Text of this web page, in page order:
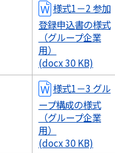
様式1－2 参加
登録申込書の様式
（グループ企業
用）
(docx 30 KB)
様式1－3 グル
ープ構成の様式
（グループ企業
用）
(docx 30 KB)